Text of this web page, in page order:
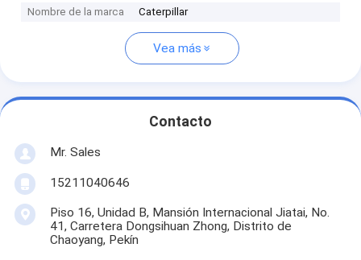
Nombre de la marca
Caterpillar
Vea más
Contacto
Mr. Sales
15211040646
Piso 16, Unidad B, Mansión Internacional Jiatai, No.
41, Carretera Dongsihuan Zhong, Distrito de
Chaoyang, Pekín